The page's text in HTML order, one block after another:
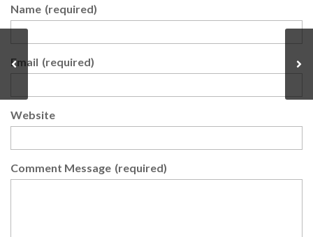
Name (required)
Email (required)
Website
Comment Message (required)